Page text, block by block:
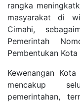
rangka
masyarakat di
Cimahi,
Pemerintah
Pembentukan
Kewenangan
mencakup
pemerintahan,